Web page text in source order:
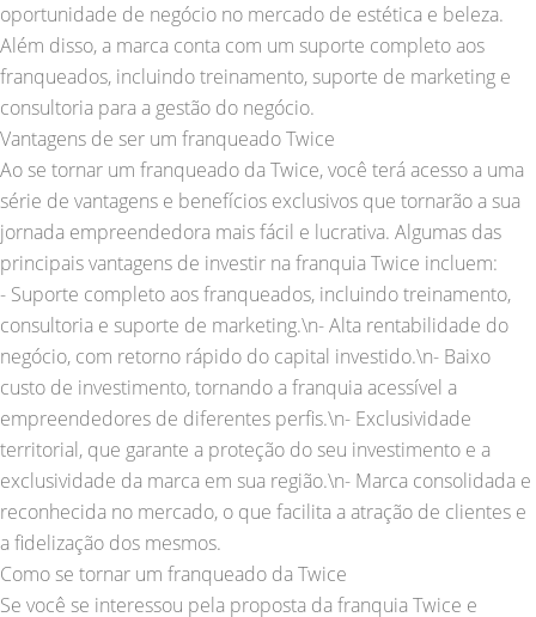
oportunidade de negócio no mercado de estética e beleza.
Além disso, a marca conta com um suporte completo aos
franqueados, incluindo treinamento, suporte de marketing e
consultoria para a gestão do negócio.
Vantagens de ser um franqueado Twice
Ao se tornar um franqueado da Twice, você terá acesso a uma
série de vantagens e benefícios exclusivos que tornarão a sua
jornada empreendedora mais fácil e lucrativa. Algumas das
principais vantagens de investir na franquia Twice incluem:
- Suporte completo aos franqueados, incluindo treinamento,
consultoria e suporte de marketing.\n- Alta rentabilidade do
negócio, com retorno rápido do capital investido.\n- Baixo
custo de investimento, tornando a franquia acessível a
empreendedores de diferentes perfis.\n- Exclusividade
territorial, que garante a proteção do seu investimento e a
exclusividade da marca em sua região.\n- Marca consolidada e
reconhecida no mercado, o que facilita a atração de clientes e
a fidelização dos mesmos.
Como se tornar um franqueado da Twice
Se você se interessou pela proposta da franquia Twice e